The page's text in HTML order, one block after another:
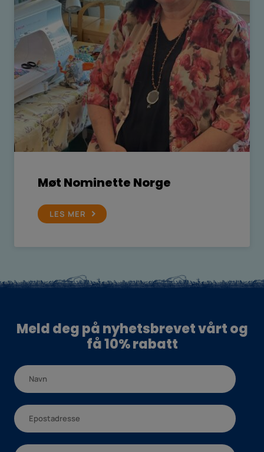
Møt Nominette Norge
LES MER
Meld deg på nyhetsbrevet vårt og
få 10% rabatt